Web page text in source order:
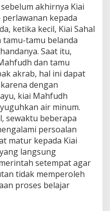
akhirnya Kiai
kepada
ketika kecil, Kiai Sahal
tamu belanda
Saat itu,
dan tamu
akrab, hal ini dapat
dengan
kiai Mahfudh
air minum.
sewaktu beberapa
persoalan
matur kepada Kiai
langsung
setempat agar
tidak memperoleh
proses belajar